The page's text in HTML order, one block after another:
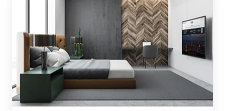
Bilan
Retours
d'Expérience
Wifirst